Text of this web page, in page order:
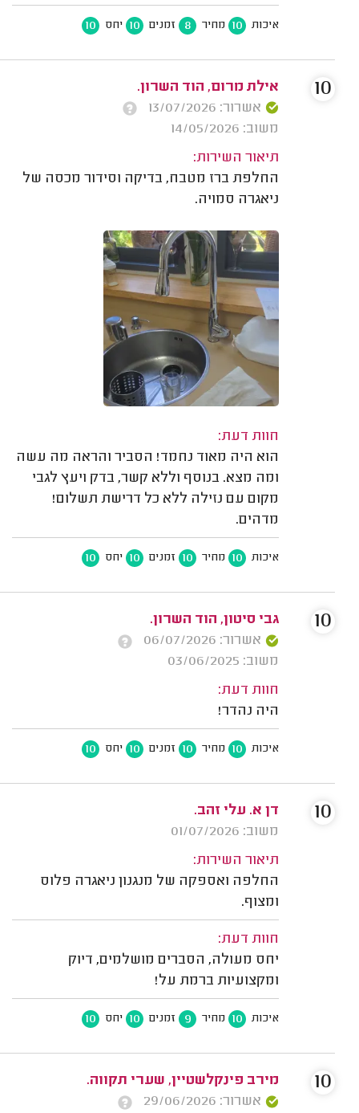
איכות 10 מחיר 8 זמנים 10 יחס 10
אילת מרום, הוד השרון.
אשרור: 13/07/2026
משוב: 14/05/2026
תיאור השירות:
החלפת ברז מטבח, בדיקה וסידור מכסה של
ניאגרה סמויה.
חוות דעת:
הוא היה מאוד נחמד! הסביר והראה מה עשה
ומה מצא. בנוסף וללא קשר, בדק ויעץ לגבי
מקום עם נזילה ללא כל דרישת תשלום!
מדהים.
איכות 10 מחיר 10 זמנים 10 יחס 10
10
גבי סיטון, הוד השרון.
אשרור: 06/07/2026
משוב: 03/06/2025
חוות דעת:
היה נהדר!
איכות 10 מחיר 10 זמנים 10 יחס 10
10
דן א. עלי זהב.
משוב: 01/07/2026
תיאור השירות:
החלפה ואספקה של מנגנון ניאגרה פלוס
ומצוף.
חוות דעת:
יחס מעולה, הסברים מושלמים, דיוק
ומקצועיות ברמת על!
איכות 10 מחיר 9 זמנים 10 יחס 10
10
מירב פינקלשטיין, שערי תקווה.
אשרור: 29/06/2026
10